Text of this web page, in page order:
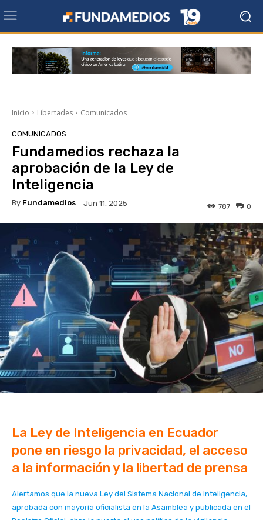
Inicio Libertades Comunicados
COMUNICADOS
Fundamedios rechaza la
aprobación de la Ley de
Inteligencia
By Fundamedios Jun 11, 2025 0
787
La Ley de Inteligencia en Ecuador
pone en riesgo la privacidad, el acceso
a la información y la libertad de prensa
Alertamos que la nueva Ley del Sistema Nacional de Inteligencia,
aprobada con mayoría oficialista en la Asamblea y publicada en el